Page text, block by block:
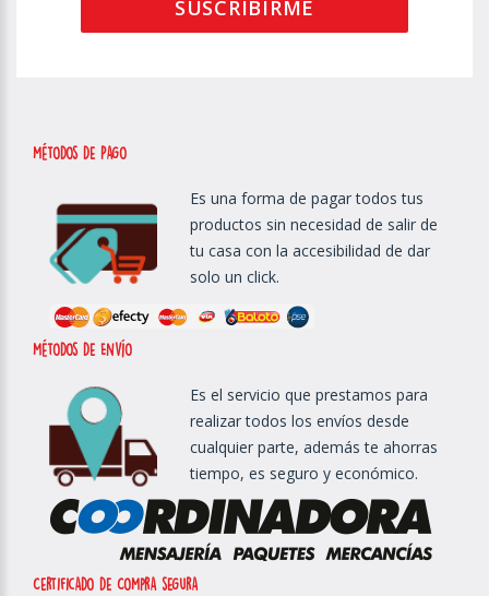
SUSCRIBIRME
métodos de Pago
Es una forma de pagar todos tus
productos sin necesidad de salir de
tu casa con la accesibilidad de dar
solo un click.
métodos de Envío
Es el servicio que prestamos para
realizar todos los envíos desde
cualquier parte, además te ahorras
tiempo, es seguro y económico.
Certificado de Compra segura